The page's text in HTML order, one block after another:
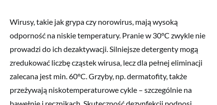
Wirusy, takie jak grypa czy norowirus, mają wysoką
odporność na niskie temperatury. Pranie w 30°C zwykle nie
prowadzi do ich dezaktywacji. Silniejsze detergenty mogą
zredukować liczbę cząstek wirusa, lecz dla pełnej eliminacji
zalecana jest min. 60°C. Grzyby, np. dermatofity, także
przeżywają niskotemperaturowe cykle – szczególnie na